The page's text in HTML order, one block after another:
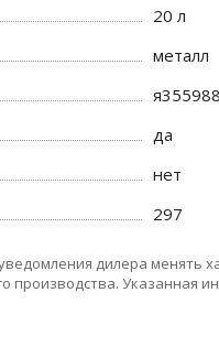
20 л
металл
я355988
да
нет
297
дилера менять
производства. Указанная